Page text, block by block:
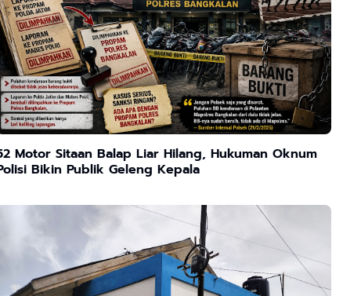
Motor Sitaan Balap Liar Hilang, Hukuman Oknum
Bikin Publik Geleng Kepala